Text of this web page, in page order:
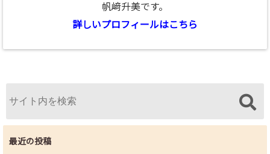
帆﨑升美です。
詳しいプロフィールはこちら
最近の投稿